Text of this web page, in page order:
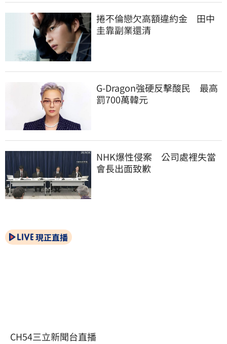
捲不倫戀欠高額違約金　田中
圭靠副業還清
G-Dragon強硬反擊酸民　最高
罰700萬韓元
NHK爆性侵案　公司處裡失當
會長出面致歉
現正直播
CH54三立新聞台直播